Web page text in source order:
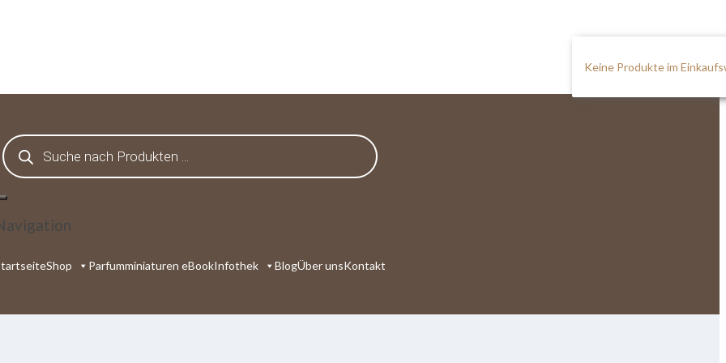
Keine Produkte im
Shop Parfumminiaturen eBookInfothek BlogÜber unsKontakt
Products
search